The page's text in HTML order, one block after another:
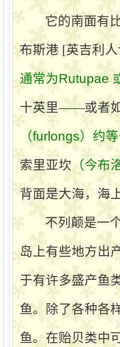
它的南面有
布斯港 [英吉利
通常为Rutupae
十英里——或者
（furlongs）约
索里亚坎（今布
背面是大海，海
不列颠是一
岛上有些地方出
于有许多盛产鱼
鱼。除了各种各
鱼。在贻贝类中